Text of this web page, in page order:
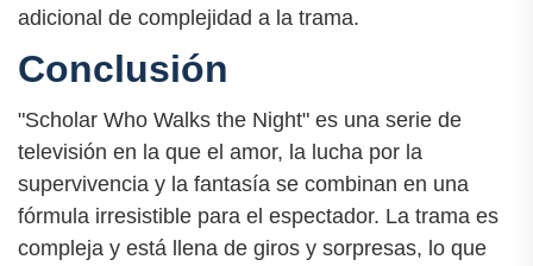
adicional de complejidad a la trama.
Conclusión
"Scholar Who Walks the Night" es una serie de
televisión en la que el amor, la lucha por la
supervivencia y la fantasía se combinan en una
fórmula irresistible para el espectador. La trama es
compleja y está llena de giros y sorpresas, lo que